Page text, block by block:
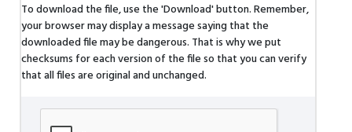
To download the file, use the 'Download' button. Remember,
your browser may display a message saying that the
downloaded file may be dangerous. That is why we put
checksums for each version of the file so that you can verify
that all files are original and unchanged.